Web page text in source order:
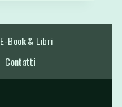
E-Book & Libri
Contatti